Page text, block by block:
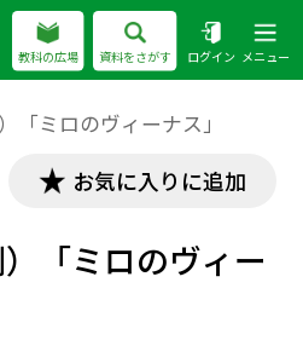
教科の広場 資料をさがす ログイン メニュー
「ミロのヴィーナス」
お気に入りに追加
）「ミロのヴィー